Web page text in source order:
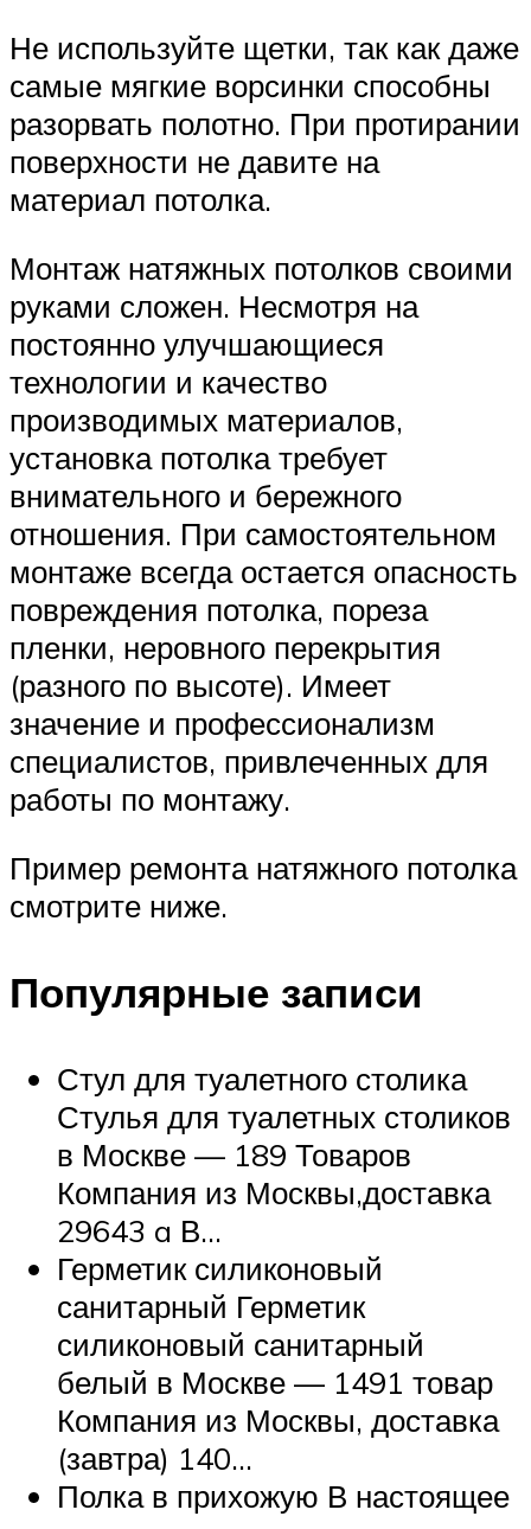
Не используйте щетки, так как даже
самые мягкие ворсинки способны
разорвать полотно. При протирании
поверхности не давите на
материал потолка.
Монтаж натяжных потолков своими
руками сложен. Несмотря на
постоянно улучшающиеся
технологии и качество
производимых материалов,
установка потолка требует
внимательного и бережного
отношения. При самостоятельном
монтаже всегда остается опасность
повреждения потолка, пореза
пленки, неровного перекрытия
(разного по высоте). Имеет
значение и профессионализм
специалистов, привлеченных для
работы по монтажу.
Пример ремонта натяжного потолка
смотрите ниже.
Популярные записи
Стул для туалетного столика
Стулья для туалетных столиков
в Москве — 189 Товаров
Компания из Москвы,доставка
29643 a В…
Герметик силиконовый
санитарный Герметик
силиконовый санитарный
белый в Москве — 1491 товар
Компания из Москвы, доставка
(завтра) 140…
Полка в прихожую В настоящее